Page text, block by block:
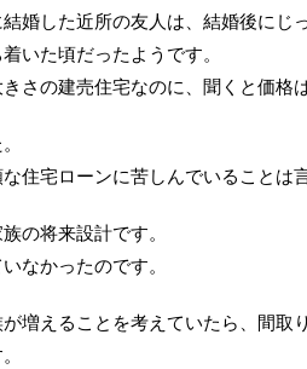
婚した近所の友人は、結婚後にじ
いた頃だったようです。
さの建売住宅なのに、聞くと価格
住宅ローンに苦しんでいることは
の将来設計です。
なかったのです。
増えることを考えていたら、間取